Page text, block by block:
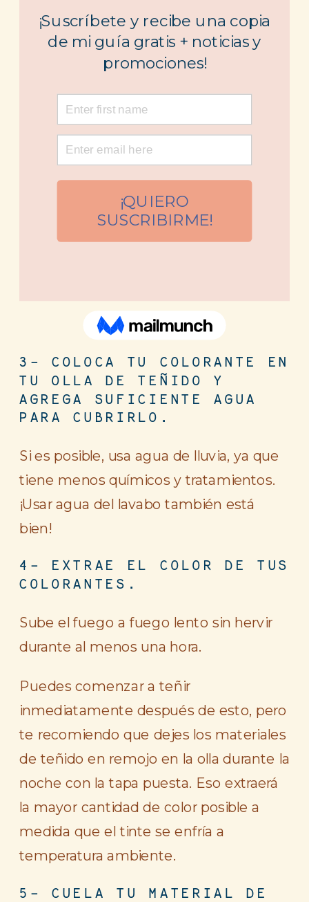
3- COLOCA TU COLORANTE EN
TU OLLA DE TEÑIDO Y
AGREGA SUFICIENTE AGUA
PARA CUBRIRLO.
Si es posible, usa agua de lluvia, ya que
tiene menos químicos y tratamientos.
¡Usar agua del lavabo también está
bien!
4- EXTRAE EL COLOR DE TUS
COLORANTES.
Sube el fuego a fuego lento sin hervir
durante al menos una hora.
Puedes comenzar a teñir
inmediatamente después de esto, pero
te recomiendo que dejes los materiales
de teñido en remojo en la olla durante la
noche con la tapa puesta. Eso extraerá
la mayor cantidad de color posible a
medida que el tinte se enfría a
temperatura ambiente.
5- CUELA TU MATERIAL DE